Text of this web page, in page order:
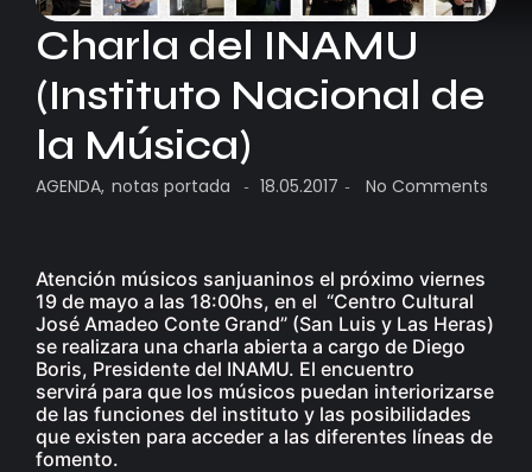
Charla del INAMU
(Instituto Nacional de
la Música)
AGENDA, notas portada - 18.05.2017 - No Comments
Atención músicos sanjuaninos el próximo viernes
19 de mayo a las 18:00hs, en el “Centro Cultural
José Amadeo Conte Grand” (San Luis y Las Heras)
se realizara una charla abierta a cargo de Diego
Boris, Presidente del INAMU. El encuentro
servirá para que los músicos puedan interiorizarse
de las funciones del instituto y las posibilidades
que existen para acceder a las diferentes líneas de
fomento.